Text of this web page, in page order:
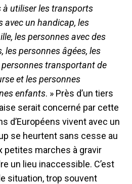
à utiliser les transports
avec un handicap, les
les personnes avec des
les personnes âgées, les
transportant de
et les personnes
enfants. » Près d’un tiers
serait concerné par cette
d’Européens vivent avec un
se heurtent sans cesse au
petites marches à gravir
un lieu inaccessible. C’est
situation, trop souvent